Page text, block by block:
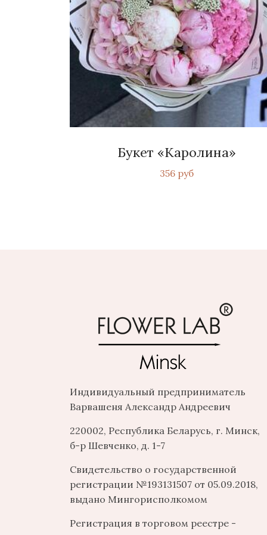
Букет «Каролина»
356 руб
Индивидуальный предприниматель
Варвашеня Александр Андреевич
220002, Республика Беларусь, г. Минск,
б-р Шевченко, д. 1-7
Свидетельство о государственной
регистрации №193131507 от 05.09.2018,
выдано Мингорисполкомом
Регистрация в торговом реестре -